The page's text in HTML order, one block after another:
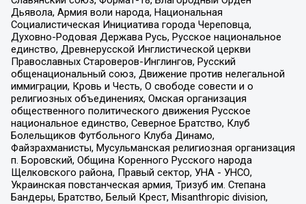
Дьявола, Армия воли народа, Национальная
Социалистическая Инициатива города Череповца,
Духовно-Родовая Держава Русь, Русское национальное
единство, Древнерусской Инглистической церкви
Православных Староверов-Инглингов, Русский
общенациональный союз, Движение против нелегальной
иммиграции, Кровь и Честь, О свободе совести и о
религиозных объединениях, Омская организация
общественного политического движения Русское
национальное единство, Северное Братство, Клуб
Болельщиков Футбольного Клуба Динамо,
Файзрахманисты, Мусульманская религиозная организация
п. Боровский, Община Коренного Русского народа
Щелковского района, Правый сектор, УНА - УНСО,
Украинская повстанческая армия, Тризуб им. Степана
Бандеры, Братство, Белый Крест, Misanthropic division,